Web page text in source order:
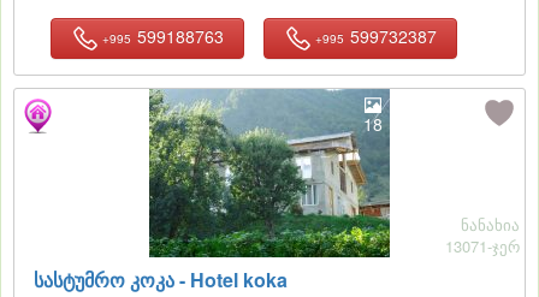
+995 599188763 +995 599732387
18
სასტუმრო კოკა - Hotel koka
ნანახია
13071-ჯერ